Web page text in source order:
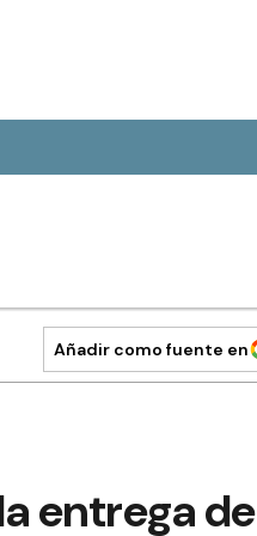
Añadir como fuente en
entrega de